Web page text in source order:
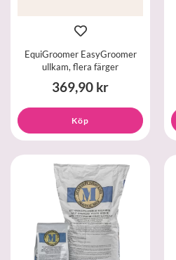
EquiGroomer EasyGroomer
ullkam, flera färger
369,90 kr
Köp